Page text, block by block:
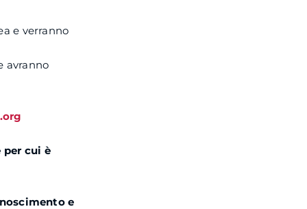
e verranno
avranno
per cui è
e